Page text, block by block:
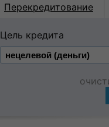
Перекредитование
Цель кредита